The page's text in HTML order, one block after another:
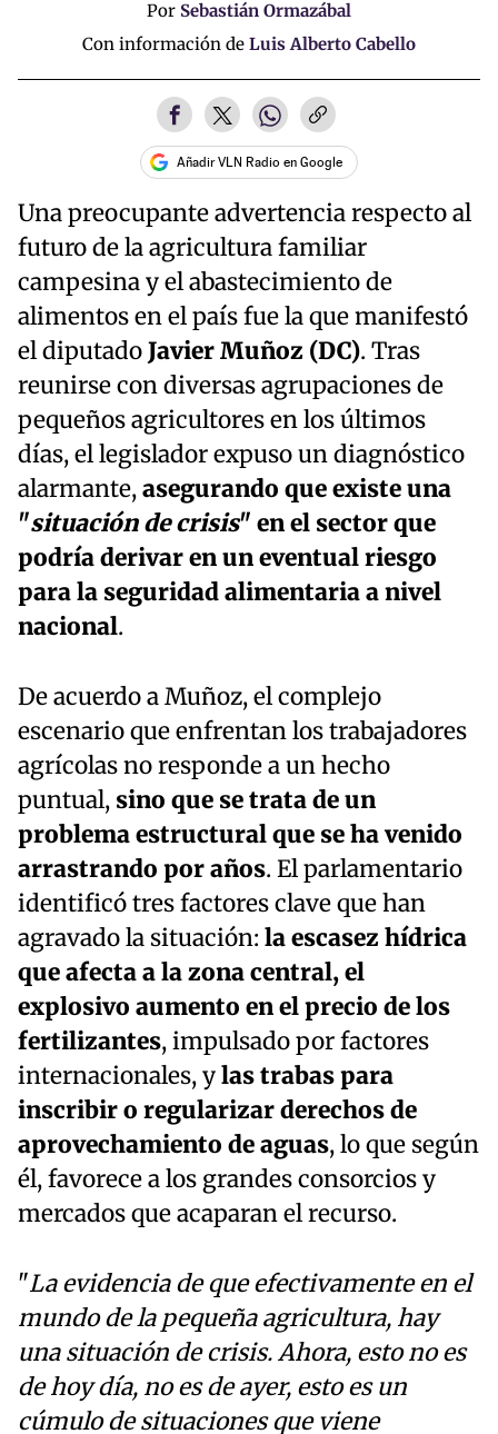
Por Sebastián Ormazábal
Con información de Luis Alberto Cabello
Añadir VLN Radio en Google
Una preocupante advertencia respecto al
futuro de la agricultura familiar
campesina y el abastecimiento de
alimentos en el país fue la que manifestó
el diputadoJavier Muñoz (DC). Tras
reunirse con diversas agrupaciones de
pequeños agricultores en los últimos
días, el legislador expuso un diagnóstico
alarmante,asegurando que existe una
"situación de crisis" en el sector que
podría derivar en un eventual riesgo
para la seguridad alimentaria a nivel
nacional.
De acuerdo a Muñoz, el complejo
escenario que enfrentan los trabajadores
agrícolas no responde a un hecho
puntual, sino que se trata de un
problema estructural que se ha venido
arrastrando por años. El parlamentario
identificó tres factores clave que han
agravado la situación: la escasez hídrica
que afecta a la zona central, el
explosivo aumento en el precio de los
fertilizantes, impulsado por factores
internacionales, ylas trabas para
inscribir o regularizar derechos de
aprovechamiento de aguas, lo que según
él, favorece a los grandes consorcios y
mercados que acaparan el recurso.
"La evidencia de que efectivamente en el
mundo de la pequeña agricultura, hay
una situación de crisis. Ahora, esto no es
de hoy día, no es de ayer, esto es un
cúmulo de situaciones que viene